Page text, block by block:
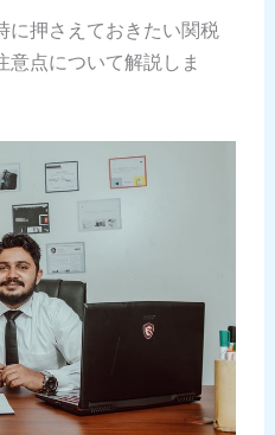
に押さえておきたい関税
点について解説しま